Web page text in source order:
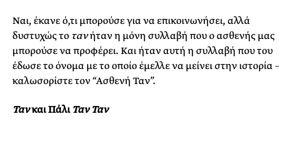
Ναι, έκανε ό,τι μπορούσε για να επικοινωνήσει, αλλά
δυστυχώς το τανήταν η μόνη συλλαβή που ο ασθενής μας
μπορούσε να προφέρει. Και ήταν αυτή η συλλαβή που του
έδωσε το όνομα με το οποίο έμελλε να μείνει στην ιστορία –
καλωσορίστε τον “Ασθενή Ταν”.
Τανκαι Πάλι Ταν Ταν